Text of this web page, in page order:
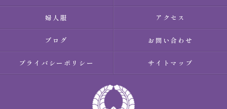
婦人服 アクセス
ブログ お問い合わせ
プライバシーポリシー サイトマップ